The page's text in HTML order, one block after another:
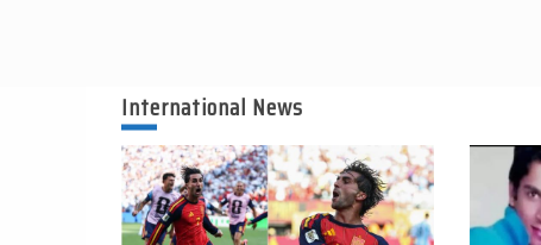
International News